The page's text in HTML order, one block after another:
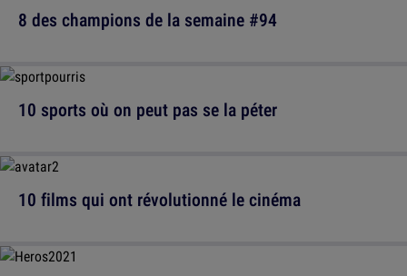
10 sports où on peut pas se la péter
8 des champions de la semaine #94
10 films qui ont révolutionné le cinéma